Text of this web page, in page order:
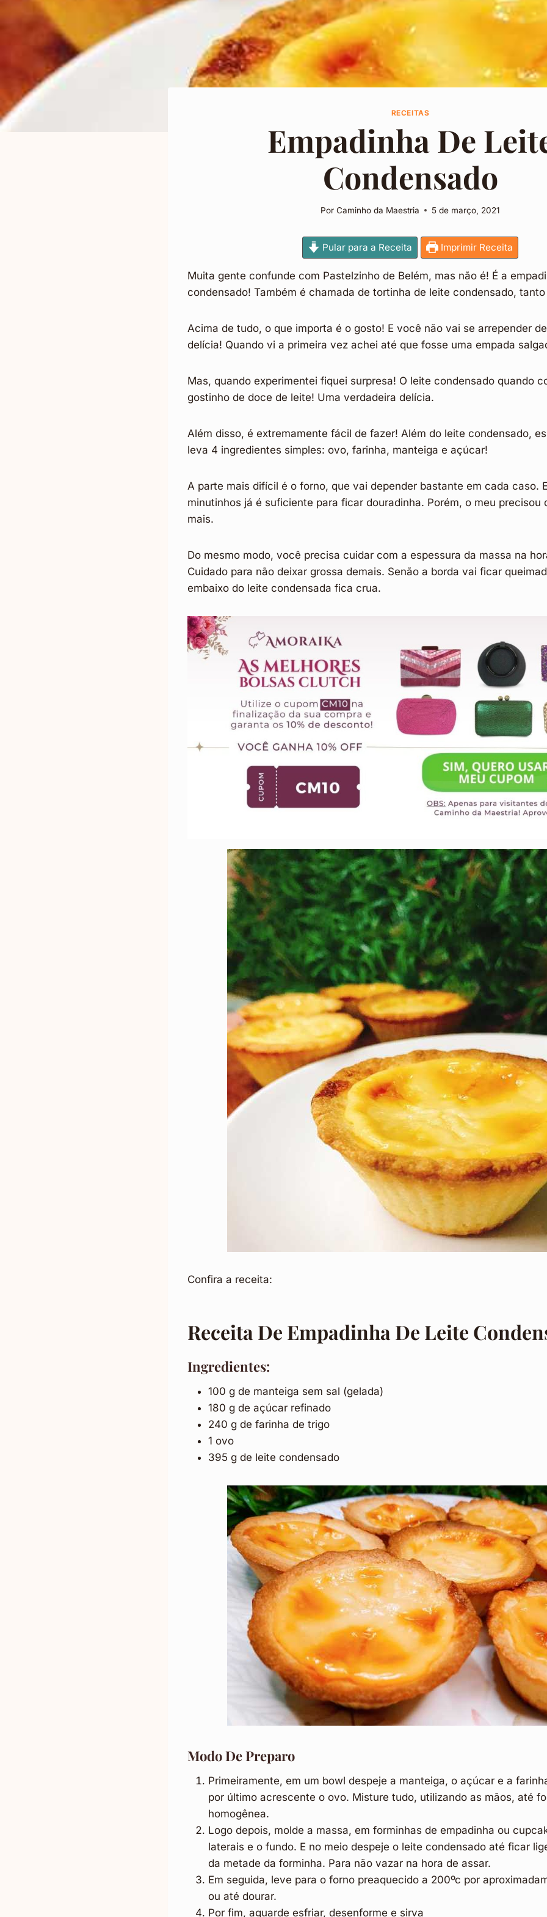
RECEITAS
Empadinha De
Condensado
Por Caminho da Maestria 5 de março, 2021
Pular para a Receita Imprimir Receita
Muita gente confunde com Pastelzinho de Belém, mas não é! É a
condensado! Também é chamada de tortinha de leite condensado,
Acima de tudo, o que importa é o gosto! E você não vai se arrepender
delícia! Quando vi a primeira vez achei até que fosse uma empada
Mas, quando experimentei fiquei surpresa! O leite condensado quando
gostinho de doce de leite! Uma verdadeira delícia.
Além disso, é extremamente fácil de fazer! Além do leite condensado,
leva 4 ingredientes simples: ovo, farinha, manteiga e açúcar!
A parte mais difícil é o forno, que vai depender bastante em cada caso.
minutinhos já é suficiente para ficar douradinha. Porém, o meu precisou
mais.
Do mesmo modo, você precisa cuidar com a espessura da massa na
Cuidado para não deixar grossa demais. Senão a borda vai ficar
embaixo do leite condensada fica crua.
Confira a receita:
Receita De Empadinha De Leite
Ingredientes:
100 g de manteiga sem sal (gelada)
180 g de açúcar refinado
240 g de farinha de trigo
1 ovo
395 g de leite condensado
Modo De Preparo
Primeiramente, em um bowl despeje a manteiga, o açúcar e a
por último acrescente o ovo. Misture tudo, utilizando as mãos, até
homogênea.
Logo depois, molde a massa, em forminhas de empadinha ou
laterais e o fundo. E no meio despeje o leite condensado até ficar
da metade da forminha. Para não vazar na hora de assar.
Em seguida, leve para o forno preaquecido a 200ºc por
ou até dourar.
Por fim, aguarde esfriar, desenforme e sirva